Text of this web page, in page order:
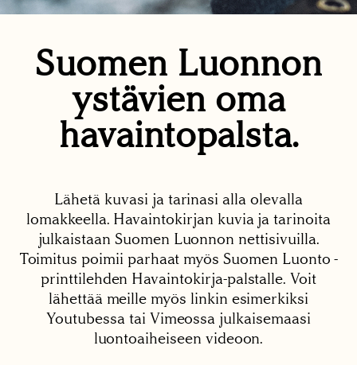
Suomen Luonnon
ystävien oma
havaintopalsta.
Lähetä kuvasi ja tarinasi alla olevalla
lomakkeella. Havaintokirjan kuvia ja tarinoita
julkaistaan Suomen Luonnon nettisivuilla.
Toimitus poimii parhaat myös Suomen Luonto -
printtilehden Havaintokirja-palstalle. Voit
lähettää meille myös linkin esimerkiksi
Youtubessa tai Vimeossa julkaisemaasi
luontoaiheiseen videoon.